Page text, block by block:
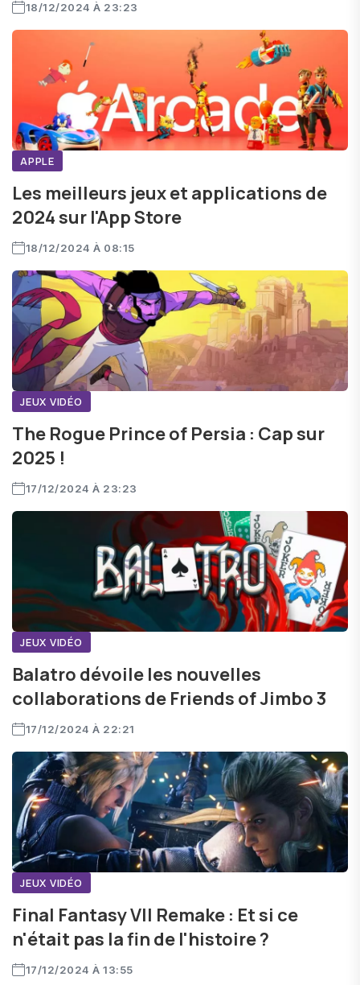
18/12/2024 À 23:23
APPLE
Les meilleurs jeux et applications de
2024 sur l'App Store
18/12/2024 À 08:15
JEUX VIDÉO
The Rogue Prince of Persia : Cap sur
2025 !
17/12/2024 À 23:23
JEUX VIDÉO
Balatro dévoile les nouvelles
collaborations de Friends of Jimbo 3
17/12/2024 À 22:21
JEUX VIDÉO
Final Fantasy VII Remake : Et si ce
n'était pas la fin de l'histoire ?
17/12/2024 À 13:55